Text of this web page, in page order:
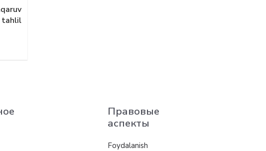
tahlil
Правовые
аспекты
Foydalanish